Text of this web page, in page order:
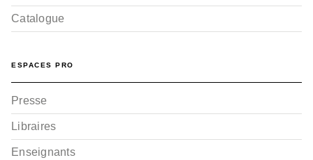
Giovanna Mantegazza
Catalogue
ESPACES PRO
Presse
Libraires
Enseignants